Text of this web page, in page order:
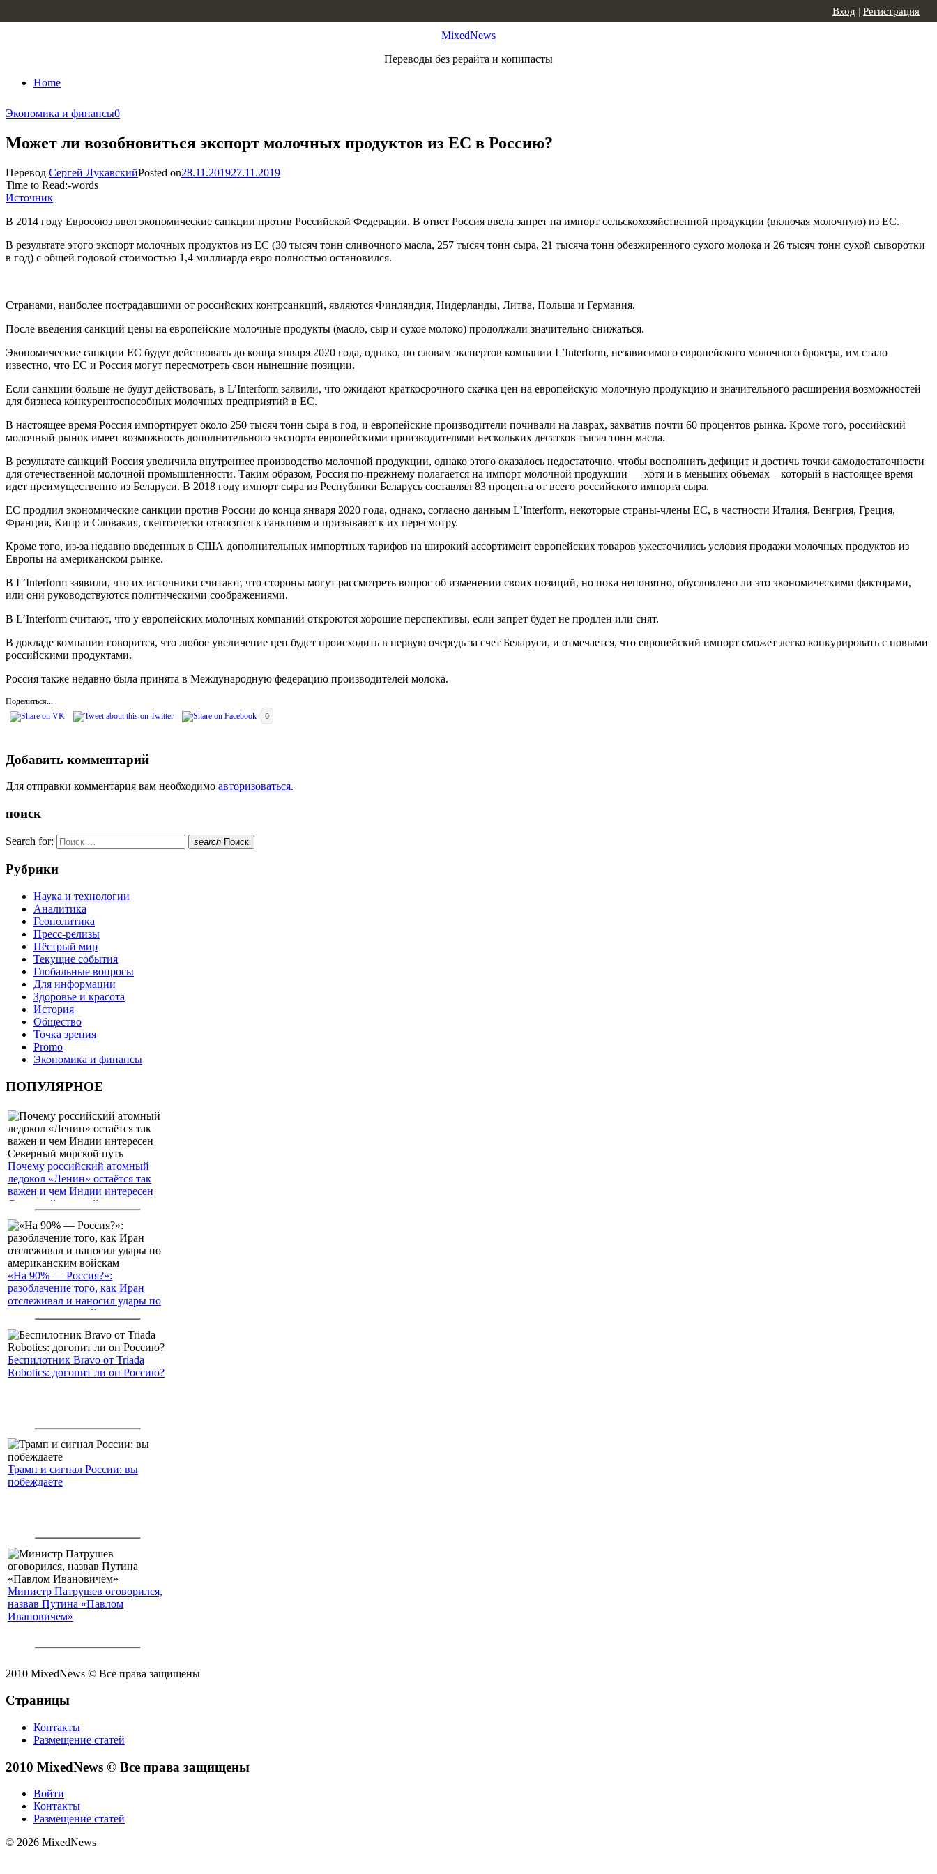
MixedNews
Переводы без рерайта и копипасты
Home
Вход | Регистрация
Экономика и финансы0
Может ли возобновиться экспорт молочных продуктов из ЕС в Россию?
Перевод Сергей ЛукавскийPosted on28.11.201927.11.2019
Time to Read:-words
Источник
В 2014 году Евросоюз ввел экономические санкции против Российской Федерации. В ответ Россия ввела запрет на импорт сельскохозяйственной продукции (включая молочную) из ЕС.
В результате этого экспорт молочных продуктов из ЕС (30 тысяч тонн сливочного масла, 257 тысяч тонн сыра, 21 тысяча тонн обезжиренного сухого молока и 26 тысяч тонн сухой сыворотки
в год) с общей годовой стоимостью 1,4 миллиарда евро полностью остановился.
Странами, наиболее пострадавшими от российских контрсанкций, являются Финляндия, Нидерланды, Литва, Польша и Германия.
После введения санкций цены на европейские молочные продукты (масло, сыр и сухое молоко) продолжали значительно снижаться.
Экономические санкции ЕС будут действовать до конца января 2020 года, однако, по словам экспертов компании L’Interform, независимого европейского молочного брокера, им стало
известно, что ЕС и Россия могут пересмотреть свои нынешние позиции.
Если санкции больше не будут действовать, в L’Interform заявили, что ожидают краткосрочного скачка цен на европейскую молочную продукцию и значительного расширения возможностей
для бизнеса конкурентоспособных молочных предприятий в ЕС.
В настоящее время Россия импортирует около 250 тысяч тонн сыра в год, и европейские производители почивали на лаврах, захватив почти 60 процентов рынка. Кроме того, российский
молочный рынок имеет возможность дополнительного экспорта европейскими производителями нескольких десятков тысяч тонн масла.
В результате санкций Россия увеличила внутреннее производство молочной продукции, однако этого оказалось недостаточно, чтобы восполнить дефицит и достичь точки самодостаточности
для отечественной молочной промышленности. Таким образом, Россия по-прежнему полагается на импорт молочной продукции — хотя и в меньших объемах – который в настоящее время
идет преимущественно из Беларуси. В 2018 году импорт сыра из Республики Беларусь составлял 83 процента от всего российского импорта сыра.
ЕС продлил экономические санкции против России до конца января 2020 года, однако, согласно данным L’Interform, некоторые страны-члены ЕС, в частности Италия, Венгрия, Греция,
Франция, Кипр и Словакия, скептически относятся к санкциям и призывают к их пересмотру.
Кроме того, из-за недавно введенных в США дополнительных импортных тарифов на широкий ассортимент европейских товаров ужесточились условия продажи молочных продуктов из
Европы на американском рынке.
В L’Interform заявили, что их источники считают, что стороны могут рассмотреть вопрос об изменении своих позиций, но пока непонятно, обусловлено ли это экономическими факторами,
или они руководствуются политическими соображениями.
В L’Interform считают, что у европейских молочных компаний откроются хорошие перспективы, если запрет будет не продлен или снят.
В докладе компании говорится, что любое увеличение цен будет происходить в первую очередь за счет Беларуси, и отмечается, что европейский импорт сможет легко конкурировать с новыми
российскими продуктами.
Россия также недавно была принята в Международную федерацию производителей молока.
Поделиться...
0
Добавить комментарий
Для отправки комментария вам необходимо авторизоваться.
поиск
Search for: search Поиск
Рубрики
Наука и технологии
Аналитика
Геополитика
Пресс-релизы
Пёстрый мир
Текущие события
Глобальные вопросы
Для информации
Здоровье и красота
История
Общество
Точка зрения
Promo
Экономика и финансы
ПОПУЛЯРНОЕ
Почему российский атомный
ледокол «Ленин» остаётся так
важен и чем Индии интересен
Северный морской путь
«На 90% — Россия?»:
разоблачение того, как Иран
отслеживал и наносил удары по
американским войскам
Беспилотник Bravo от Triada
Robotics: догонит ли он Россию?
Трамп и сигнал России: вы
побеждаете
Министр Патрушев оговорился,
назвав Путина «Павлом
Ивановичем»
2010 MixedNews © Все права защищены
Страницы
Контакты
Размещение статей
2010 MixedNews © Все права защищены
Войти
Контакты
Размещение статей
© 2026 MixedNews